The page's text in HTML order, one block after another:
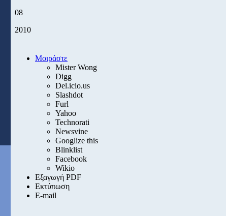
08
2010
Μοιράστε
Mister Wong
Digg
Del.icio.us
Slashdot
Furl
Yahoo
Technorati
Newsvine
Googlize this
Blinklist
Facebook
Wikio
Εξαγωγή PDF
Εκτύπωση
E-mail